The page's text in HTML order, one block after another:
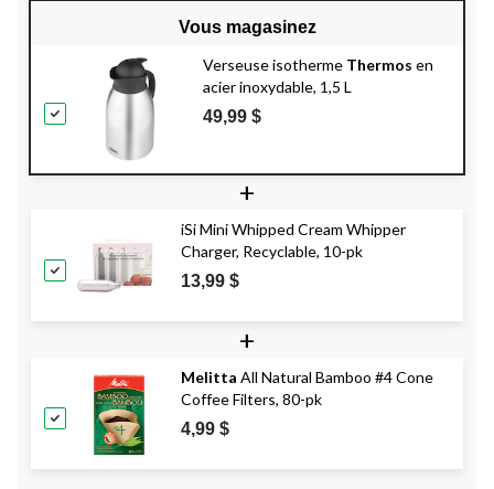
Vous magasinez
Verseuse isotherme Thermos en
acier inoxydable, 1,5 L
49,99 $
+
iSi Mini Whipped Cream Whipper
Charger, Recyclable, 10-pk
13,99 $
+
Melitta All Natural Bamboo #4 Cone
Coffee Filters, 80-pk
4,99 $